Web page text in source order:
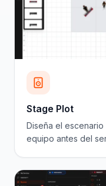
Stage Plot
Diseña el
equipo antes del